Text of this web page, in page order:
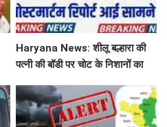
Haryana News: शीलू बल्हारा की
पत्नी की बॉडी पर चोट के निशानों का
सामने